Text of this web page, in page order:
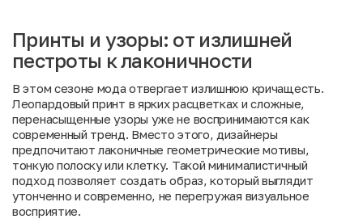
Принты и узоры: от излишней
пестроты к лаконичности
В этом сезоне мода отвергает излишнюю кричащесть.
Леопардовый принт в ярких расцветках и сложные,
перенасыщенные узоры уже не воспринимаются как
современный тренд. Вместо этого, дизайнеры
предпочитают лаконичные геометрические мотивы,
тонкую полоску или клетку. Такой минималистичный
подход позволяет создать образ, который выглядит
утонченно и современно, не перегружая визуальное
восприятие.